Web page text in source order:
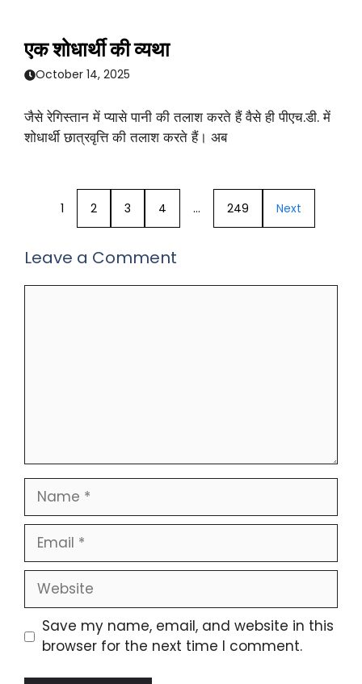
एक शोधार्थी की व्यथा
October 14, 2025
जैसे रेगिस्तान में प्यासे पानी की तलाश करते हैं वैसे ही पीएच.डी. में
शोधार्थी छात्रवृत्ति की तलाश करते हैं। अब
1 2 3 4 … 249 Next
Leave a Comment
Name
Email
Website
Save my name, email, and website in this
browser for the next time I comment.